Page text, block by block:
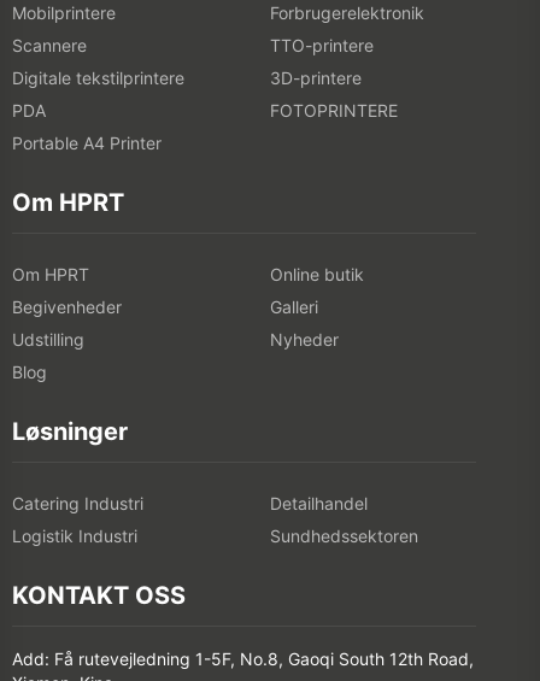
Mobilprintere
Forbrugerelektronik
Scannere
TTO-printere
Digitale tekstilprintere
3D-printere
PDA
FOTOPRINTERE
Portable A4 Printer
Om HPRT
Om HPRT
Online butik
Begivenheder
Galleri
Udstilling
Nyheder
Blog
Løsninger
Catering Industri
Detailhandel
Logistik Industri
Sundhedssektoren
KONTAKT OSS
Add: Få rutevejledning 1-5F, No.8, Gaoqi South 12th Road,